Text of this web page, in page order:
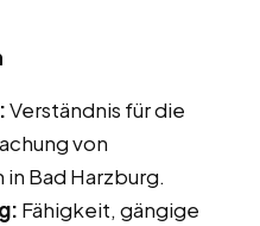
Verständnis für die
von
Bad Harzburg.
Fähigkeit, gängige